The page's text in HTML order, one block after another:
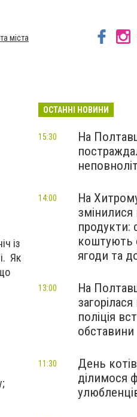
міста
із
Як
ОСТАННІ НОВИНИ
На
15:30
На
змінилися
продукти:
коштують
ягоди та
14:00
На
поліція
обставини
13:00
День
ділимося
11:30